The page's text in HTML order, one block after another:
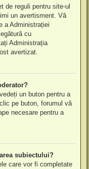
de reguli pentru site-ul
un avertisment. Vă
a Administrației
cu
Administrația
avertizat.
un buton pentru a
pe buton, forumul vă
necesare pentru a
subiectului?
care vor fi completate